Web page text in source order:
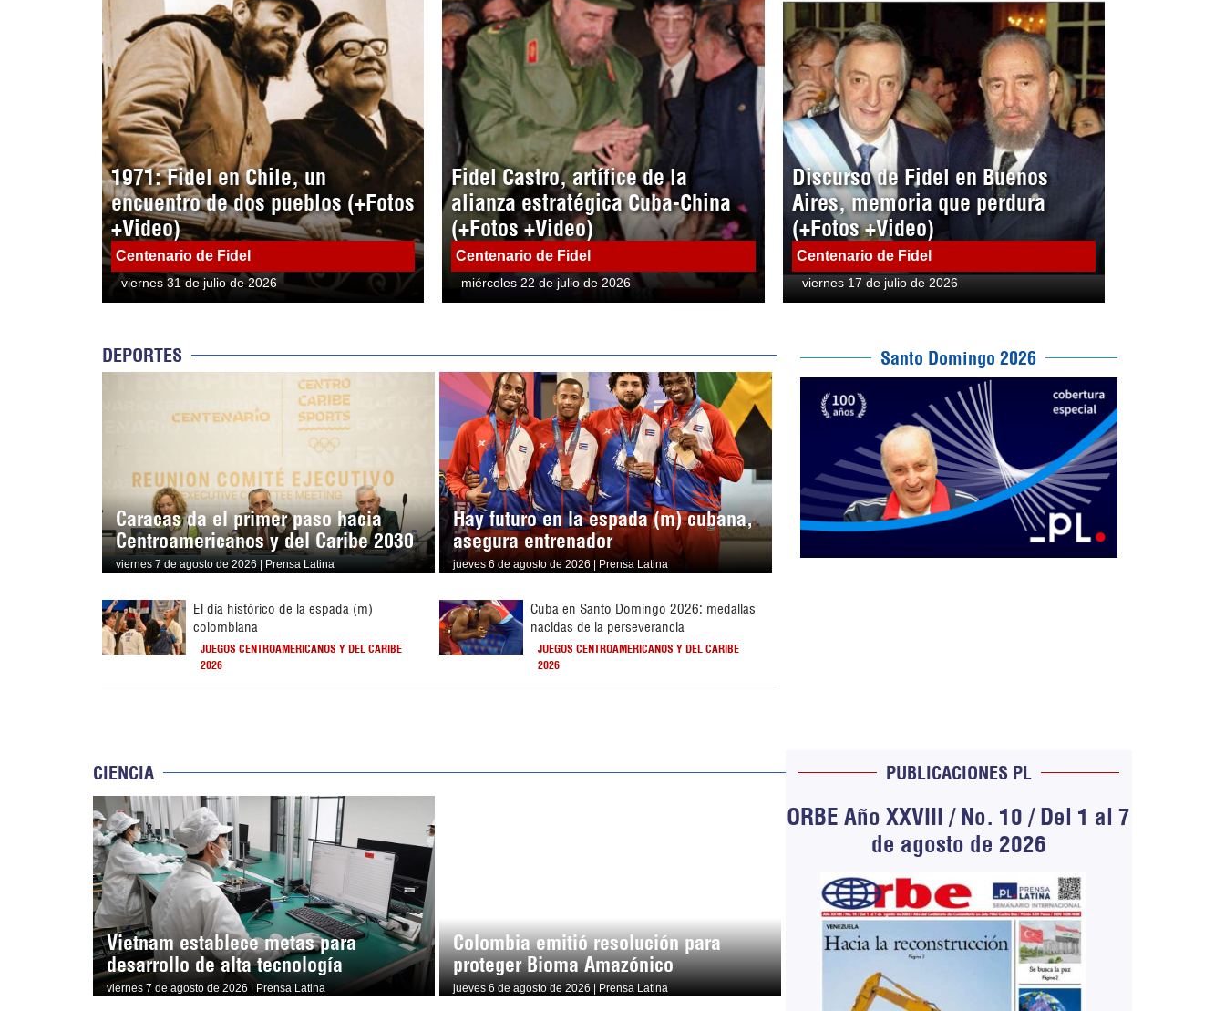
1971: Fidel en Chile, un
encuentro de dos pueblos (+Fotos
+Video)
Centenario de Fidel
viernes 31 de julio de 2026
Fidel Castro, artífice de la
alianza estratégica Cuba-China
(+Fotos +Video)
Centenario de Fidel
miércoles 22 de julio de 2026
Discurso de Fidel en Buenos
Aires, memoria que perdura
(+Fotos +Video)
Centenario de Fidel
viernes 17 de julio de 2026
DEPORTES
Caracas da el primer paso hacia
Centroamericanos y del Caribe 2030
viernes 7 de agosto de 2026 | Prensa Latina
Hay futuro en la espada (m) cubana,
asegura entrenador
jueves 6 de agosto de 2026 | Prensa Latina
El día histórico de la espada (m)
colombiana
JUEGOS CENTROAMERICANOS Y DEL CARIBE
2026
Cuba en Santo Domingo 2026: medallas
nacidas de la perseverancia
JUEGOS CENTROAMERICANOS Y DEL CARIBE
2026
Santo Domingo 2026
CIENCIA
Vietnam establece metas para
desarrollo de alta tecnología
viernes 7 de agosto de 2026 | Prensa Latina
Colombia emitió resolución para
proteger Bioma Amazónico
jueves 6 de agosto de 2026 | Prensa Latina
PUBLICACIONES PL
ORBE Año XXVIII / No. 10 / Del 1 al 7
de agosto de 2026